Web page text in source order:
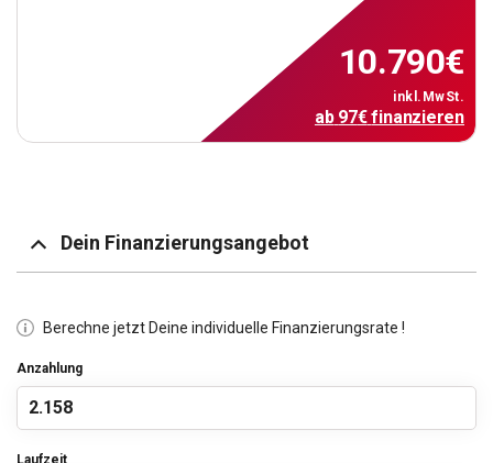
10.790€
inkl.MwSt.
ab 97€finanzieren
Dein Finanzierungsangebot
Berechne jetzt Deine individuelle Finanzierungsrate !
Anzahlung